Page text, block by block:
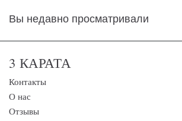
Вы недавно просматривали
3 КАРАТА
Контакты
О нас
Отзывы